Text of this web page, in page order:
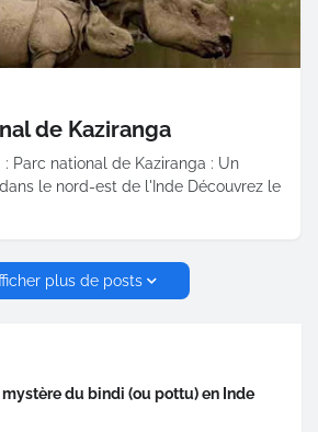
de Kaziranga
: Parc national de Kaziranga : Un
le nord-est de l'Inde Découvrez le
plus de posts
mystère du bindi (ou pottu) en Inde